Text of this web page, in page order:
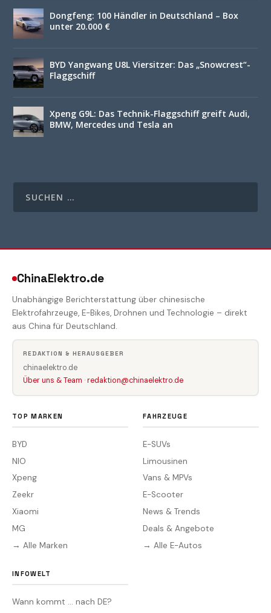
Dongfeng: 100 Händler in Deutschland – Box
unter 20.000 €
BYD Yangwang U8L Viersitzer: Das „Snowcrest“-
Flaggschiff
Xpeng G9L: Das Technik-Flaggschiff greift Audi,
BMW, Mercedes und Tesla an
ChinaElektro.de
Unabhängige Berichterstattung über chinesische
Elektrofahrzeuge, E-Bikes, Drohnen und Technologie – direkt
aus China für Deutschland.
REDAKTION & HERAUSGEBER
chinaelektro.de
Über uns & Team ·redaktion@chinaelektro.de
TOP MARKEN
BYD
NIO
Xpeng
Zeekr
Xiaomi
MG
→ Alle Marken
FAHRZEUGE
E-SUVs
Limousinen
Vans & MPVs
E-Scooter
News & Trends
Deals & Angebote
→ Alle E-Autos
INFOWELT
Wann kommt … nach DE?